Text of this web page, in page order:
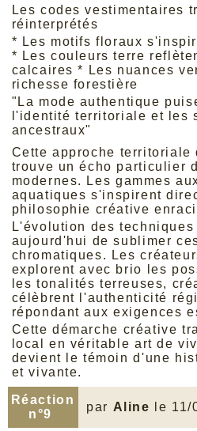
Les codes vestimentaires
réinterprétés
* Les motifs floraux
* Les couleurs terre
calcaires * Les nuances
richesse forestière
"La mode authentique
l'identité territoriale et les
ancestraux"
Cette approche
trouve un écho particulier
modernes. Les gammes
aquatiques s'inspirent
philosophie créative
L'évolution des
aujourd'hui de sublimer
chromatiques. Les
explorent avec brio les
les tonalités terreuses,
célèbrent l'authenticité
répondant aux exigences
Cette démarche créative
local en véritable art de
devient le témoin d'une
et vivante.
Réaction
n°9
par Aline le 11/